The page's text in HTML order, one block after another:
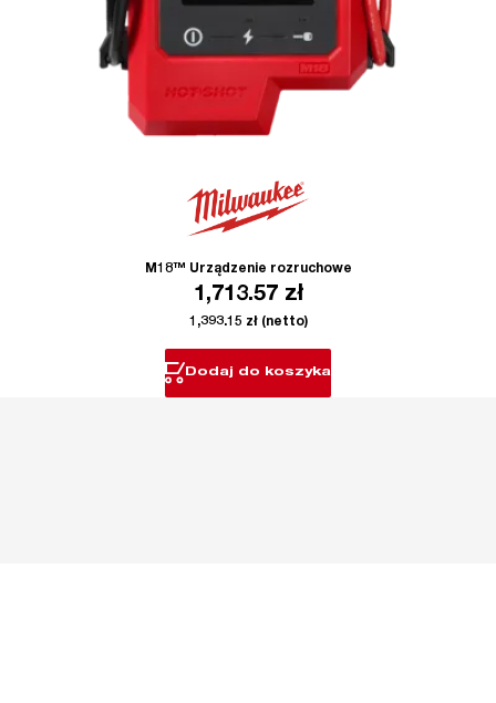
M18™ Urządzenie rozruchowe
1,713.57 zł
1,393.15 zł(netto)
Dodaj do koszyka